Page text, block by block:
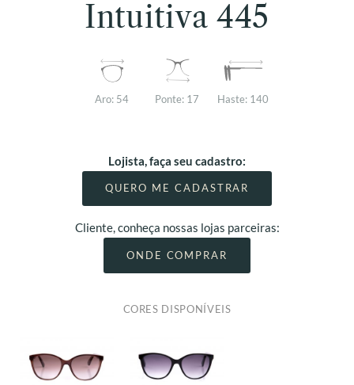
Intuitiva 445
Aro: 54 Ponte: 17 Haste: 140
Lojista, faça seu cadastro:
QUERO ME CADASTRAR
Cliente, conheça nossas lojas parceiras:
ONDE COMPRAR
CORES DISPONÍVEIS